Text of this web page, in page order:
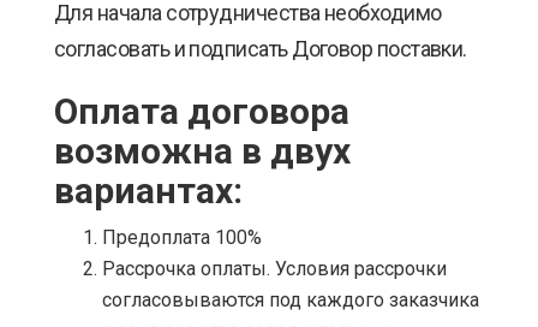
Для начала сотрудничества необходимо
согласовать и подписать Договор поставки.
Оплата договора
возможна в двух
вариантах:
Предоплата 100%
Рассрочка оплаты. Условия рассрочки
согласовываются под каждого заказчика